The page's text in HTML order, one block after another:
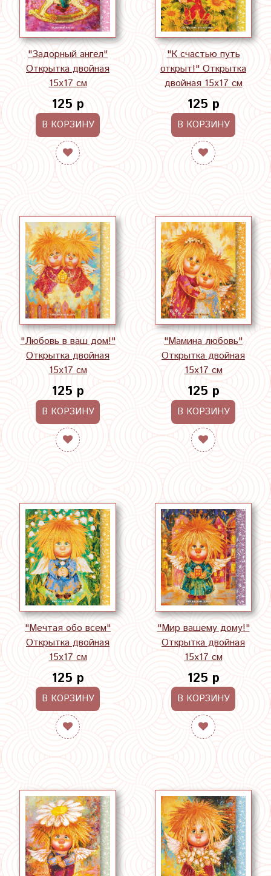
"Задорный ангел"
Открытка двойная
15х17 см
125 р
В КОРЗИНУ
"К счастью путь
открыт!" Открытка
двойная 15х17 см
125 р
В КОРЗИНУ
"Любовь в ваш дом!"
Открытка двойная
15х17 см
125 р
В КОРЗИНУ
"Мамина любовь"
Открытка двойная
15х17 см
125 р
В КОРЗИНУ
"Мечтая обо всем"
Открытка двойная
15х17 см
125 р
В КОРЗИНУ
"Мир вашему дому!"
Открытка двойная
15х17 см
125 р
В КОРЗИНУ